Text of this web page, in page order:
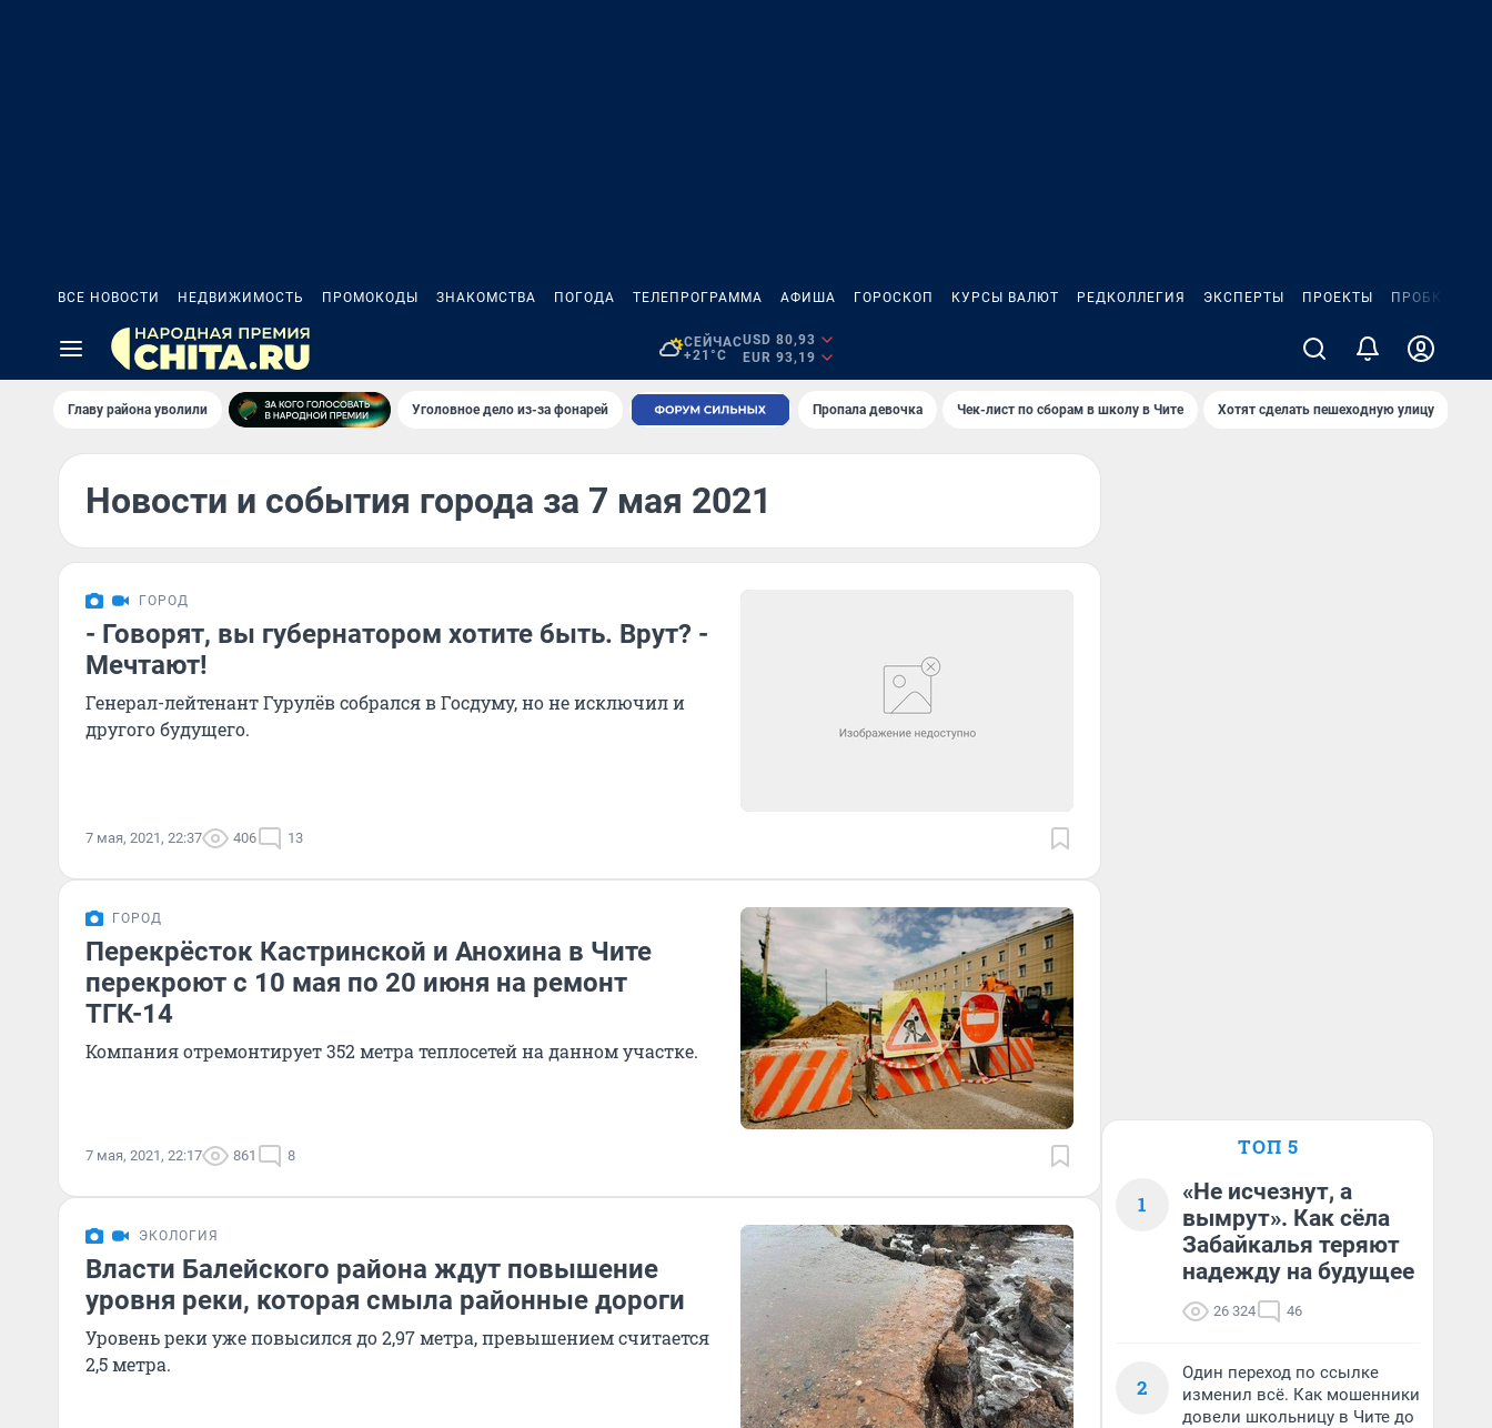
ВСЕ НОВОСТИ НЕДВИЖИМОСТЬ ПРОМОКОДЫ ЗНАКОМСТВА ПОГОДА ТЕЛЕПРОГРАММА АФИША ГОРОСКОП КУРСЫ ВАЛЮТ РЕДКОЛЛЕГИЯ ЭКСПЕРТЫ ПРОЕКТЫ ПРОБКИ
СЕЙЧАС
+21°C
USD 80,93
EUR 93,19
Главу района уволили Уголовное дело из-за фонарей Пропала девочка Чек-лист по сборам в школу в Чите Хотят сделать пешеходную улицу
Новости и события города за 7 мая 2021
ГОРОД
- Говорят, вы губернатором хотите быть. Врут? -
Мечтают!
Генерал-лейтенант Гурулёв собрался в Госдуму, но не исключил и
другого будущего.
7 мая, 2021, 22:37 406 13
ГОРОД
Перекрёсток Кастринской и Анохина в Чите
перекроют с 10 мая по 20 июня на ремонт
ТГК-14
Компания отремонтирует 352 метра теплосетей на данном участке.
7 мая, 2021, 22:17 861 8
ЭКОЛОГИЯ
Власти Балейского района ждут повышение
уровня реки, которая смыла районные дороги
Уровень реки уже повысился до 2,97 метра, превышением считается
2,5 метра.
ТОП 5
1
«Не исчезнут, а
вымрут». Как сёла
Забайкалья теряют
надежду на будущее
26 324 46
2
Один переход по ссылке
изменил всё. Как мошенники
довели школьницу в Чите до